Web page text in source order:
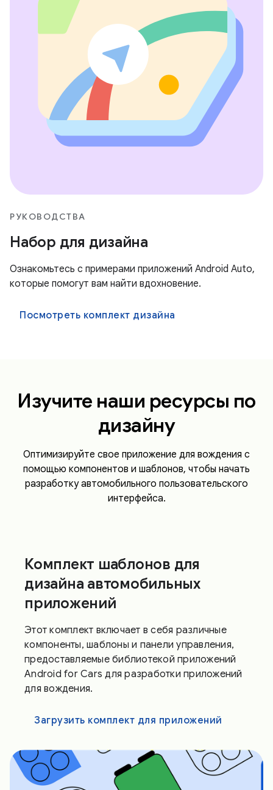
РУКОВОДСТВА
Набор для дизайна
Ознакомьтесь с примерами приложений Android Auto,
которые помогут вам найти вдохновение.
Посмотреть комплект дизайна
Изучите наши ресурсы по
дизайну
Оптимизируйте свое приложение для вождения с
помощью компонентов и шаблонов, чтобы начать
разработку автомобильного пользовательского
интерфейса.
Комплект шаблонов для
дизайна автомобильных
приложений
Этот комплект включает в себя различные
компоненты, шаблоны и панели управления,
предоставляемые библиотекой приложений
Android for Cars для разработки приложений
для вождения.
Загрузить комплект для приложений